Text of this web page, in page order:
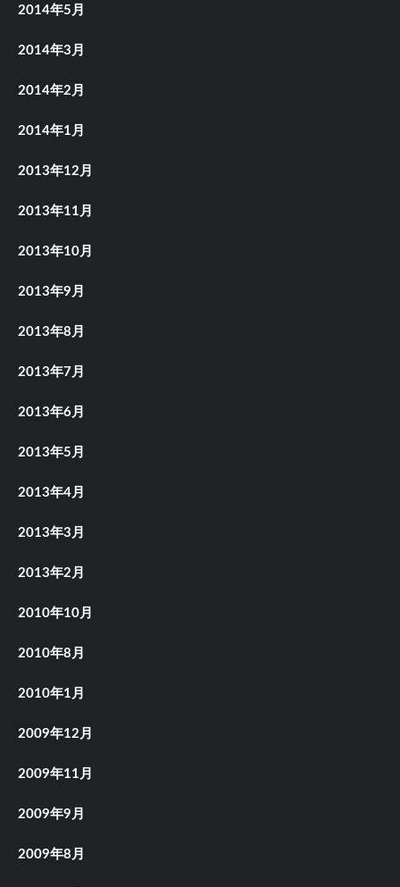
2014年5月
2014年3月
2014年2月
2014年1月
2013年12月
2013年11月
2013年10月
2013年9月
2013年8月
2013年7月
2013年6月
2013年5月
2013年4月
2013年3月
2013年2月
2010年10月
2010年8月
2010年1月
2009年12月
2009年11月
2009年9月
2009年8月